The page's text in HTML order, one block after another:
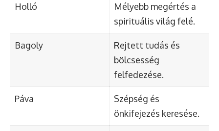
Holló
Mélyebb megértés a
spirituális világ felé.
Bagoly
Rejtett tudás és
bölcsesség
felfedezése.
Páva
Szépség és
önkifejezés keresése.